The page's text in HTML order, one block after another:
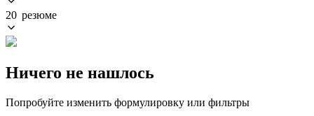
20 резюме
Ничего не нашлось
Попробуйте изменить формулировку или фильтры